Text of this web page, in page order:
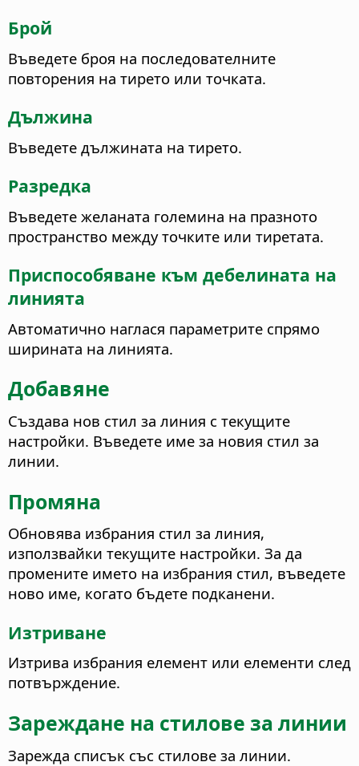
Брой
Въведете броя на последователните
повторения на тирето или точката.
Дължина
Въведете дължината на тирето.
Разредка
Въведете желаната големина на празното
пространство между точките или тиретата.
Приспособяване към дебелината на
линията
Автоматично наглася параметрите спрямо
ширината на линията.
Добавяне
Създава нов стил за линия с текущите
настройки. Въведете име за новия стил за
линии.
Промяна
Обновява избрания стил за линия,
използвайки текущите настройки. За да
промените името на избрания стил, въведете
ново име, когато бъдете подканени.
Изтриване
Изтрива избрания елемент или елементи след
потвърждение.
Зареждане на стилове за линии
Зарежда списък със стилове за линии.